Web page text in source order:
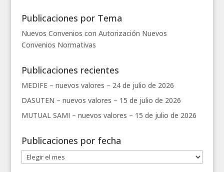
Publicaciones por Tema
Nuevos Convenios con Autorización Nuevos
Convenios Normativas
Publicaciones recientes
MEDIFE – nuevos valores – 24 de julio de 2026
DASUTEN – nuevos valores – 15 de julio de 2026
MUTUAL SAMI – nuevos valores – 15 de julio de 2026
Publicaciones por fecha
Publicaciones
por